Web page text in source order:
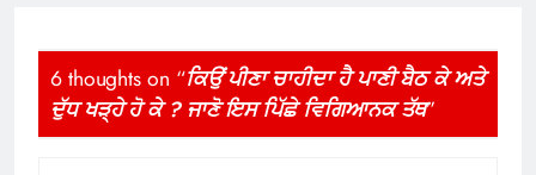
6 thoughts on “ਕਿਉਂ ਪੀਣਾ ਚਾਹੀਦਾ ਹੈ ਪਾਣੀ ਬੈਠ ਕੇ ਅਤੇ
ਦੁੱਧ ਖੜ੍ਹੇ ਹੋ ਕੇ ? ਜਾਣੋ ਇਸ ਪਿੱਛੇ ਵਿਗਿਆਨਕ ਤੱਥ”